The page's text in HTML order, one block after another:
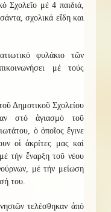
Σχολεῖο μέ 4 παιδιά,
σχολικά εἴδη και
φυλάκιο τῶν
μέ τούς
Δημοτικοῦ Σχολείου
στό ἁγιασμό τοῦ
ὁ ὁποῖος ἔγινε
οἱ ἀκρίτες μας καί
τήν ἔναρξη τοῦ νέου
μέ τήν μείωση
του.
τελέσθηκαν ἀπό